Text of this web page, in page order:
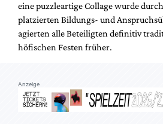
eine puzzleartige Collage wurde
platzierten Bildungs- und
agierten alle Beteiligten definitiv
höfischen Festen früher.
Anzeige